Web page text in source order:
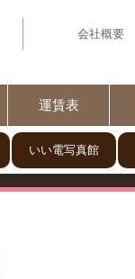
会社概要
運賃表
いい電写真館